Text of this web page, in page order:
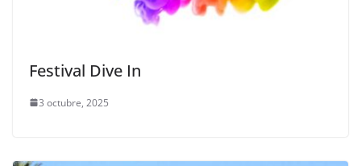
Festival Dive In
3 octubre, 2025